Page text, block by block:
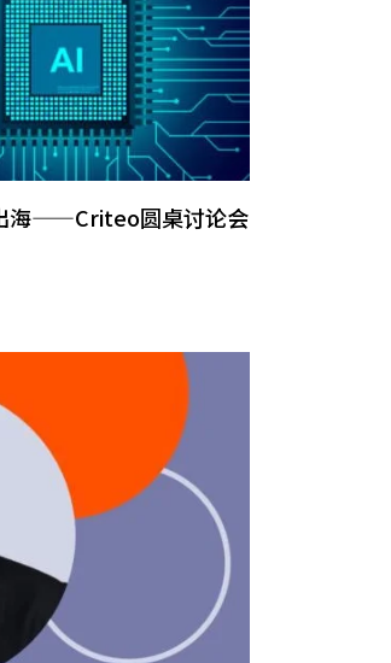
海——Criteo圆桌讨论会